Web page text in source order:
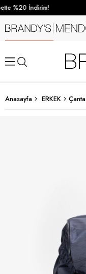
%20 İndirim!
Anasayfa ERKEK Çanta